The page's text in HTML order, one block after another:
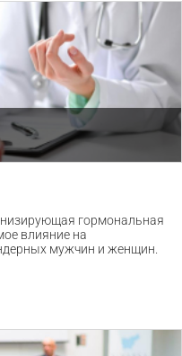
гормональная
влияние на
мужчин и женщин.